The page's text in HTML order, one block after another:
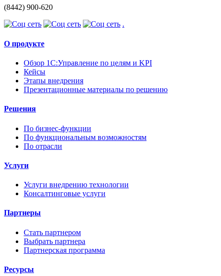
(8442) 900-620
.
О продукте
Обзор 1С:Управление по целям и KPI
Кейсы
Этапы внедрения
Презентационные материалы по решению
Решения
По бизнес-функции
По функциональным возможностям
По отрасли
Услуги
Услуги внедрению технологии
Консалтинговые услуги
Партнеры
Стать партнером
Выбрать партнера
Партнерская программа
Ресурсы